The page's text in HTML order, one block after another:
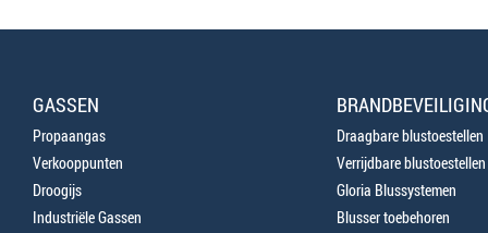
GASSEN
Propaangas
Verkooppunten
Droogijs
Industriële Gassen
Draagbare blustoestellen
Verrijdbare blustoestellen
Gloria Blussystemen
Blusser toebehoren